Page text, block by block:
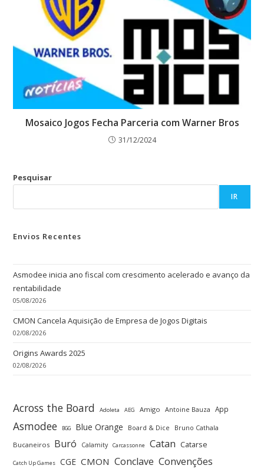
Mosaico Jogos Fecha Parceria com Warner Bros
31/12/2024
Pesquisar
IR
Envios Recentes
Asmodee inicia ano fiscal com crescimento acelerado e avanço da
rentabilidade
05/08/2026
CMON Cancela Aquisição de Empresa de Jogos Digitais
02/08/2026
Origins Awards 2025
02/08/2026
Across the Board Adoleta AEG Amigo Antoine Bauza App
Asmodee BGG Blue Orange Board & Dice
Bruno Cathala
Bucaneiros Buró Calamity Carcassonne Catan Catarse
Catch Up Games CGE CMON Conclave Convenções